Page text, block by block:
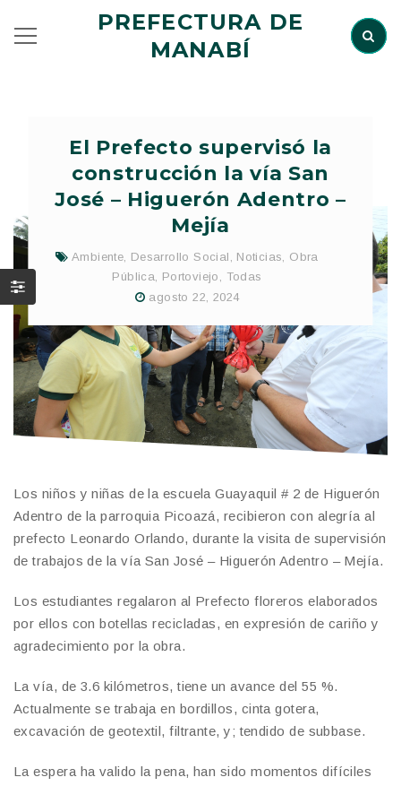
PREFECTURA DE
MANABÍ
El Prefecto supervisó la
construcción la vía San
José – Higuerón Adentro –
Mejía
Ambiente, Desarrollo Social , Noticias, Obra
Pública, Portoviejo , Todas
agosto 22, 2024
Los niños y niñas de la escuela Guayaquil # 2 de Higuerón
Adentro de la parroquia Picoazá, recibieron con alegría al
prefecto Leonardo Orlando, durante la visita de supervisión
de trabajos de la vía San José – Higuerón Adentro – Mejía.
Los estudiantes regalaron al Prefecto floreros elaborados
por ellos con botellas recicladas, en expresión de cariño y
agradecimiento por la obra.
La vía, de 3.6 kilómetros, tiene un avance del 55 %.
Actualmente se trabaja en bordillos, cinta gotera,
excavación de geotextil, filtrante, y; tendido de subbase.
La espera ha valido la pena, han sido momentos difíciles